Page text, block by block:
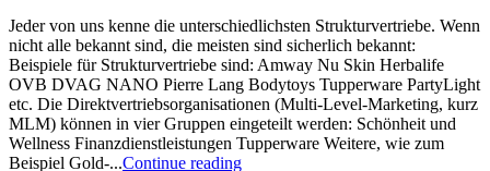
Jeder von uns kenne die unterschiedlichsten Strukturvertriebe. Wenn
nicht alle bekannt sind, die meisten sind sicherlich bekannt:
Beispiele für Strukturvertriebe sind: Amway Nu Skin Herbalife
OVB DVAG NANO Pierre Lang Bodytoys Tupperware PartyLight
etc. Die Direktvertriebsorganisationen (Multi-Level-Marketing, kurz
MLM) können in vier Gruppen eingeteilt werden: Schönheit und
Wellness Finanzdienstleistungen Tupperware Weitere, wie zum
Beispiel Gold-...Continue reading